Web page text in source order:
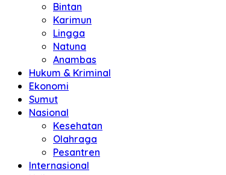
Bintan
Karimun
Lingga
Natuna
Anambas
Hukum & Kriminal
Ekonomi
Sumut
Nasional
Kesehatan
Olahraga
Pesantren
Internasional